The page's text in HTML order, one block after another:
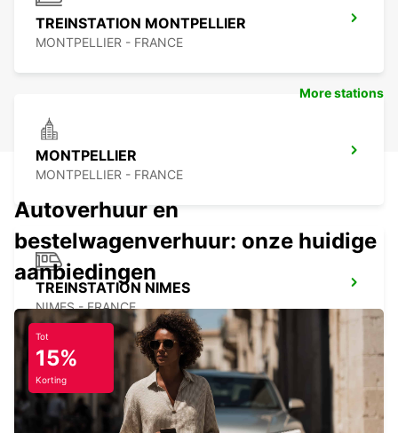
TREINSTATION MONTPELLIER
MONTPELLIER - FRANCE
MONTPELLIER
MONTPELLIER - FRANCE
TREINSTATION NIMES
NIMES - FRANCE
TREINSTATION NIMES LGV PONT DU
More stations
Autoverhuur en
bestelwagenverhuur: onze huidige
aanbiedingen
Tot
15%
Korting